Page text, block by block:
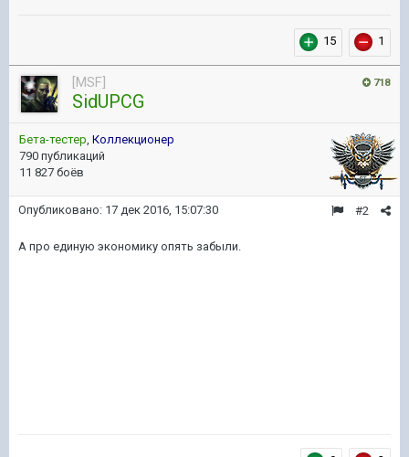
15 1
718
[MSF]
SidUPCG
Бета-тестер, Коллекционер
790 публикаций
11 827 боёв
#2
Опубликовано: 17 дек 2016, 15:07:30
А про единую экономику опять забыли.